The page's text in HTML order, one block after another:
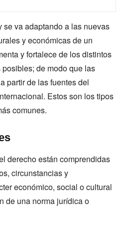
se va adaptando a las nuevas
y económicas de un
y fortalece de los distintos
de modo que las
partir de las fuentes del
Estos son los tipos
comunes.
derecho están comprendidas
circunstancias y
económico, social o cultural
de una norma jurídica o